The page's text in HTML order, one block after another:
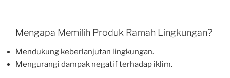
Mengapa Memilih Produk Ramah Lingkungan?
Mendukung keberlanjutan lingkungan.
Mengurangi dampak negatif terhadap iklim.